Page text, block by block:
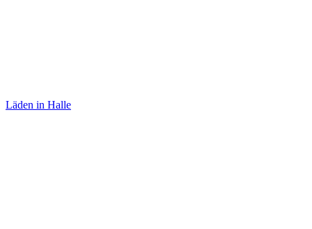
Läden in Halle